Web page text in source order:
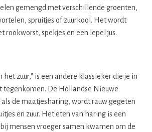
gemengd met verschillende groenten,
spruitjes of zuurkool. Het wordt
rookworst, spekjes en een lepel jus.
het zuur," is een andere klassieker die je in
tegenkomen. De Hollandse Nieuwe
de maatjesharing, wordt rauw gegeten
en zuur. Het eten van haring is een
mensen vroeger samen kwamen om de